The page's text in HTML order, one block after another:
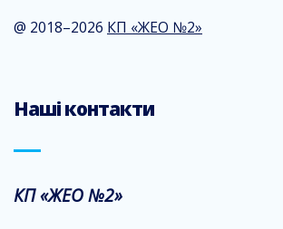
@ 2018–2026 КП «ЖЕО №2»
Наші контакти
КП «ЖЕО №2»